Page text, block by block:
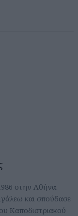
στην Αθήνα.
και σπούδασε
Καποδιστριακού